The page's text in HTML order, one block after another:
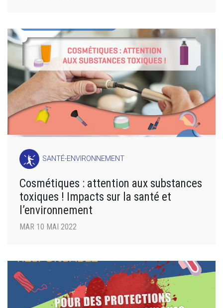
SANTÉ-ENVIRONNEMENT
Cosmétiques : attention aux substances
toxiques ! Impacts sur la santé et
l’environnement
MAR 10 MAI 2022